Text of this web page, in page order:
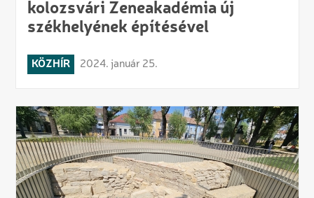
kolozsvári Zeneakadémia új
székhelyének építésével
KÖZHÍR 2024. január 25.